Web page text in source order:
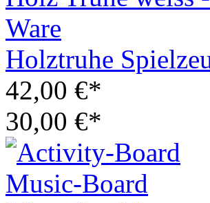
Holztruhe
42,00 €*
30,00 €*